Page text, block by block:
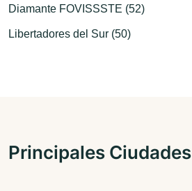
Diamante FOVISSSTE (52)
Libertadores del Sur (50)
Principales Ciudades